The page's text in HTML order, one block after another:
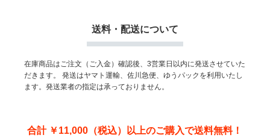
送料・配送について
在庫商品はご注文（ご入金）確認後、3営業日以内に発送させていた
だきます。
発送はヤマト運輸、佐川急便、ゆうパックを利用いたし
ます。発送業者の指定は承っておりません。
合計 ￥11,000（税込）以上のご購入で送料無料！